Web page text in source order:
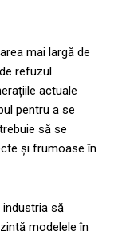
mai largă de
refuzul
actuale
pentru a se
să se
și frumoase în
să
modelele în